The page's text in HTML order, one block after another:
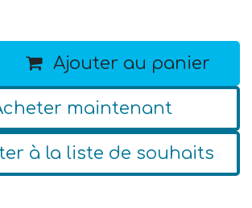
Ajouter au panier
maintenant
à la liste de souhaits